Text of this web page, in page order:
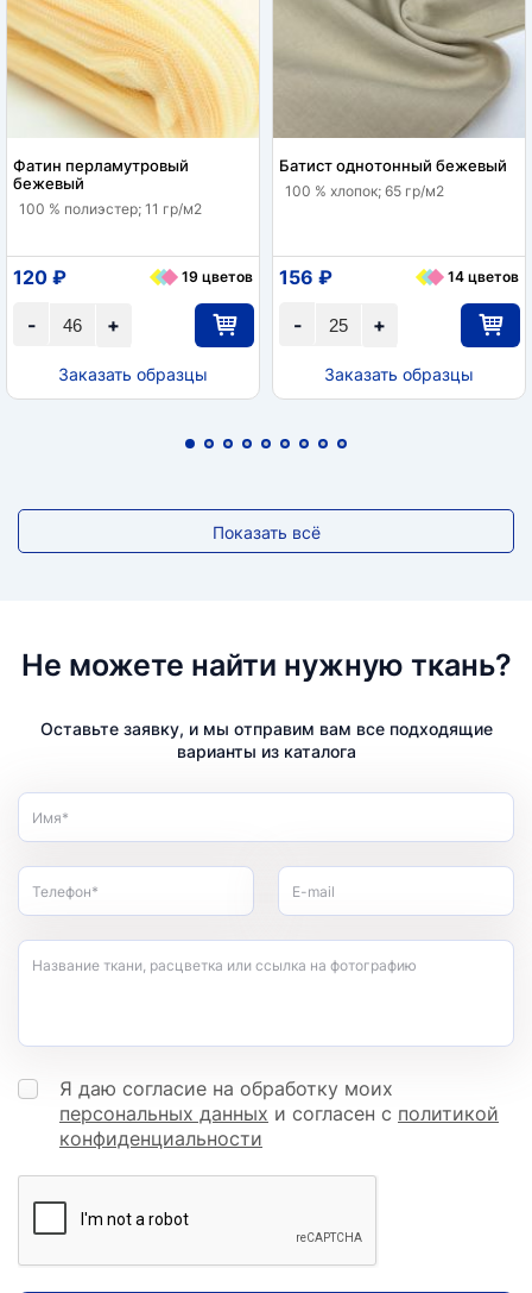
Фатин перламутровый
бежевый
100 % полиэстер; 11 гр/м2
+
-
120 ₽ 19 цветов
Заказать образцы
Батист однотонный бежевый
100 % хлопок; 65 гр/м2
+
-
156 ₽ 14 цветов
Заказать образцы
Показать всё
Не можете найти нужную ткань?
Оставьте заявку, и мы отправим вам все подходящие
варианты из каталога
Имя*
Телефон* E-mail
Название ткани, расцветка или ссылка на фотографию
Я даю согласие на обработку моих
персональных данных и согласен с политикой
конфиденциальности